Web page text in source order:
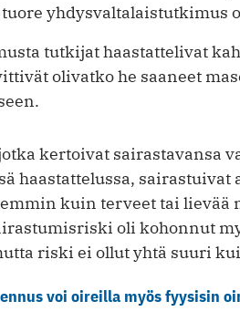
yhdysvaltalaistutkimus
tutkijat haastattelivat
olivatko he saaneet
kertoivat sairastavansa
haastattelussa,
kuin terveet tai lievää
oli kohonnut
riski ei ollut yhtä suuri
voi oireilla myös fyysisin